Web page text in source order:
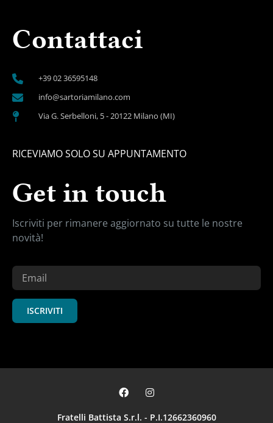
Contattaci
+39 02 36595148
info@sartoriamilano.com
Via G. Serbelloni, 5 - 20122 Milano (MI)
RICEVIAMO SOLO SU APPUNTAMENTO
Get in touch
Iscriviti per rimanere aggiornato su tutte le nostre
novità!
ISCRIVITI
Fratelli Battista S.r.l. - P.I.12662360960